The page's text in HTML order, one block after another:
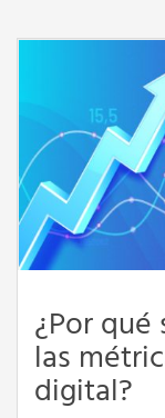
¿Por
las
digital?